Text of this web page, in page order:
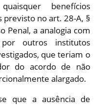
benefícios
no art. 28-A, §
Penal, a analogia com
por outros institutos
que teriam o
do acordo de não
alargado.
que a ausência de